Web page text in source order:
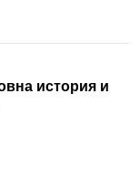
история и